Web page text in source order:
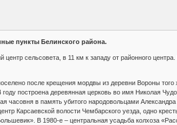
пункты Белинского района.
сельсовета, в 11 км к западу от районного
после крещения мордвы из деревни Вороны
построена деревянная церковь во имя Николая
в память убитого народовольцами Александра
Карсаевской волости Чембарского уезда, одно
В 1980-е – центральная усадьба колхоза